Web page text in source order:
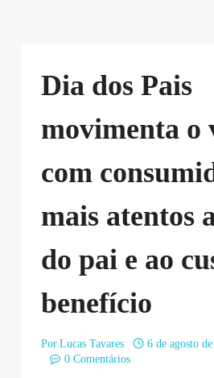
Dia dos Pais
movimenta o
com
mais atentos
do pai e ao
benefício
Por Lucas Tavares
6 de agosto
0 Comentários